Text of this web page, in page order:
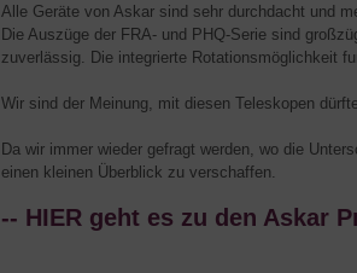
Alle Geräte von Askar sind sehr durchdacht und
Die Auszüge der FRA- und PHQ-Serie sind
zuverlässig. Die integrierte Rotationsmöglichkeit
Wir sind der Meinung, mit diesen Teleskopen
Da wir immer wieder gefragt werden, wo die
einen kleinen Überblick zu verschaffen.
-- HIER geht es zu den Askar